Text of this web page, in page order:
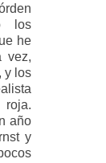
los
he
vez,
y los
roja.
año
y